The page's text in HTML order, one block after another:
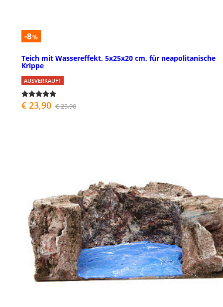
-8%
Teich mit Wassereffekt, 5x25x20 cm, für neapolitanische
Krippe
AUSVERKAUFT
€ 23,90 € 25,90